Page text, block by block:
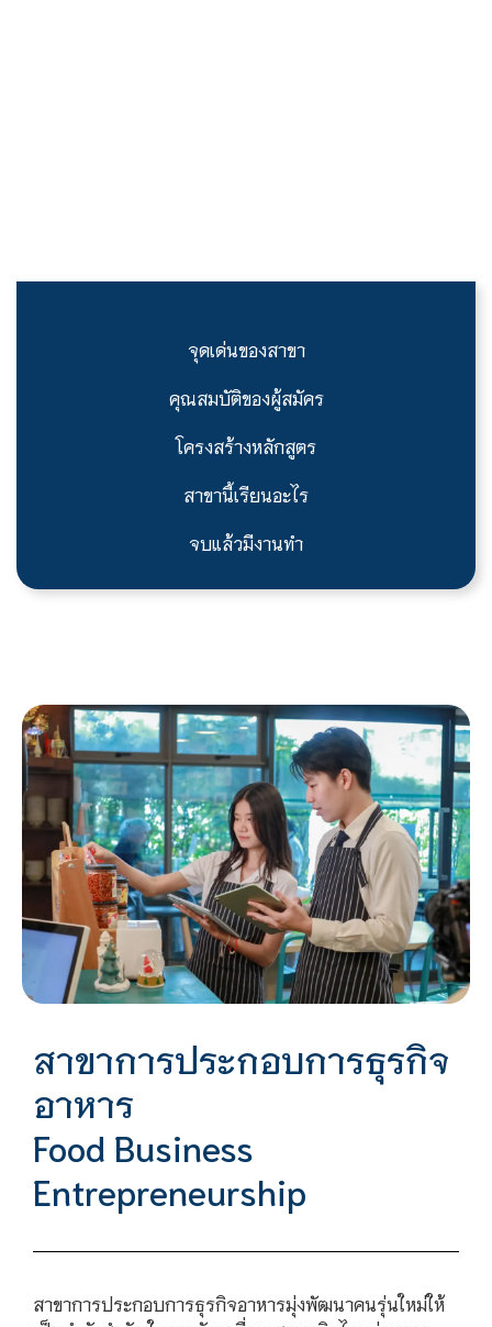
จุดเด่นของสาขา
คุณสมบัติของผู้สมัคร
โครงสร้างหลักสูตร
สาขานี้เรียนอะไร
จบแล้วมีงานทำ
สาขาการประกอบการธุรกิจ
อาหาร
Food Business
Entrepreneurship
สาขาการประกอบการธุรกิจอาหารมุ่งพัฒนาคนรุ่นใหม่ให้